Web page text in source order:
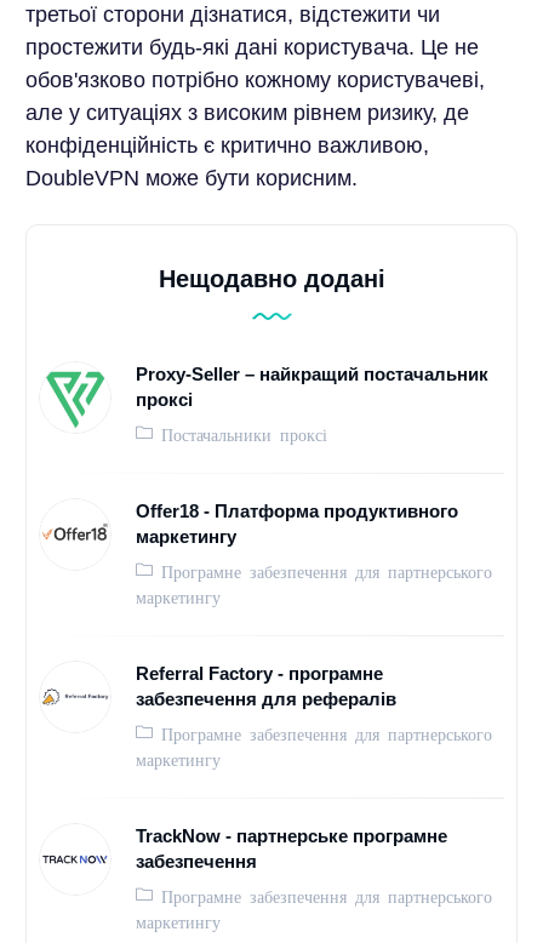
третьої сторони дізнатися, відстежити чи
простежити будь-які дані користувача. Це не
обов'язково потрібно кожному користувачеві,
але у ситуаціях з високим рівнем ризику, де
конфіденційність є критично важливою,
DoubleVPN може бути корисним.
Нещодавно додані
Proxy-Seller – найкращий постачальник
проксі
Постачальники проксі
Offer18 - Платформа продуктивного
маркетингу
Програмне забезпечення для партнерського
маркетингу
Referral Factory - програмне
забезпечення для рефералів
Програмне забезпечення для партнерського
маркетингу
TrackNow - партнерське програмне
забезпечення
Програмне забезпечення для партнерського
маркетингу